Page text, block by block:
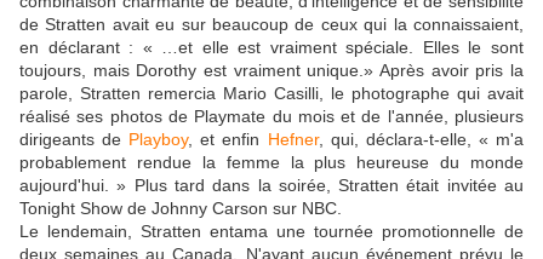
de Stratten avait eu sur beaucoup de ceux qui la connaissaient,
en déclarant : « …et elle est vraiment spéciale. Elles le sont
toujours, mais Dorothy est vraiment unique.» Après avoir pris la
parole, Stratten remercia Mario Casilli, le photographe qui avait
réalisé ses photos de Playmate du mois et de l'année, plusieurs
dirigeants de Playboy, et enfin Hefner, qui, déclara-t-elle, « m'a
probablement rendue la femme la plus heureuse du monde
aujourd'hui. » Plus tard dans la soirée, Stratten était invitée au
Tonight Show de Johnny Carson sur NBC.
Le lendemain, Stratten entama une tournée promotionnelle de
deux semaines au Canada. N'ayant aucun événement prévu le